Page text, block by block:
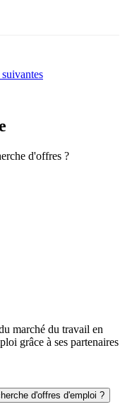
d'offres ?
marché du travail en
grâce à ses partenaires
d'offres d'emploi ?